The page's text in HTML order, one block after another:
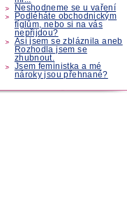
Neshodneme se u vaření
Podléháte obchodnickým
fíglům, nebo si na vás
nepřijdou?
Asi jsem se zbláznila aneb
Rozhodla jsem se
zhubnout.
Jsem feministka a mé
nároky jsou přehnané?